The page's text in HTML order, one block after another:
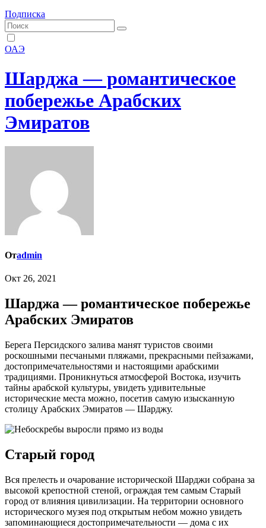
Подписка
ОАЭ
Шарджа — романтическое
побережье Арабских
Эмиратов
Отadmin
Окт 26, 2021
Шарджа — романтическое побережье
Арабских Эмиратов
Берега Персидского залива манят туристов своими
роскошными песчаными пляжами, прекрасными пейзажами,
достопримечательностями и настоящими арабскими
традициями. Проникнуться атмосферой Востока, изучить
тайны арабской культуры, увидеть удивительные
исторические места можно, посетив самую изысканную
столицу Арабских Эмиратов — Шарджу.
Старый город
Вся прелесть и очарование исторической Шарджи собрана за
высокой крепостной стеной, ограждая тем самым Старый
город от влияния цивилизации. На территории основного
исторического музея под открытым небом можно увидеть
запоминающиеся достопримечательности — дома с их